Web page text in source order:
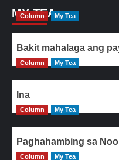
MY TEA
Column My Tea
Bakit mahalaga ang
Column My Tea
Ina
Column My Tea
Paghahambing sa
Column My Tea